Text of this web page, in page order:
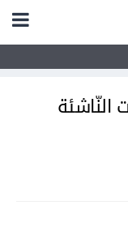
النّاشئة